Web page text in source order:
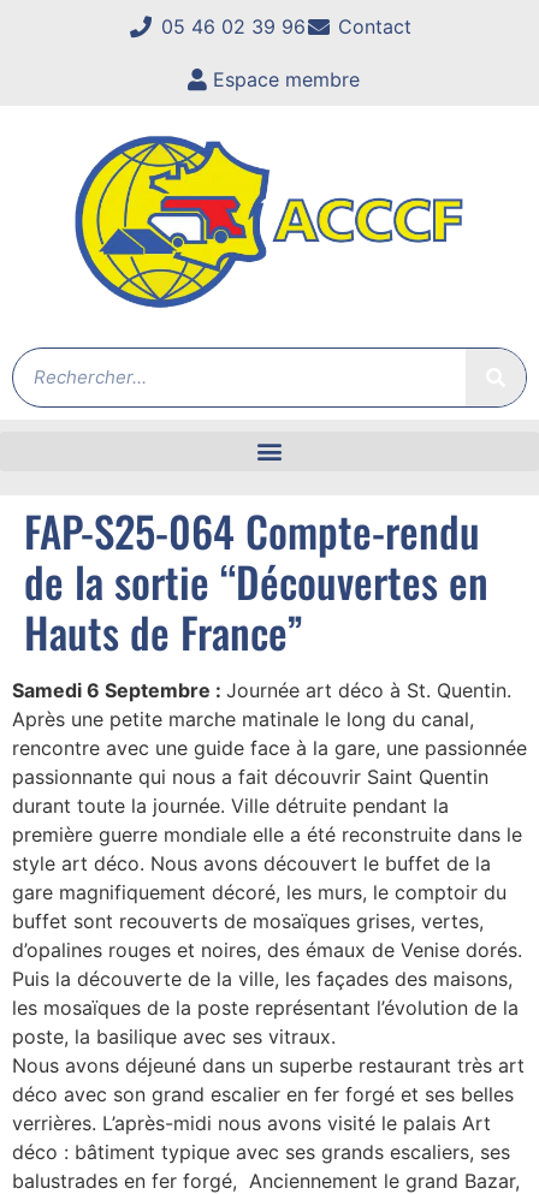
05 46 02 39 96 Contact
Espace membre
FAP-S25-064 Compte-rendu
de la sortie “Découvertes en
Hauts de France”
Samedi 6 Septembre : Journée art déco à St. Quentin.
Après une petite marche matinale le long du canal,
rencontre avec une guide face à la gare, une passionnée
passionnante qui nous a fait découvrir Saint Quentin
durant toute la journée. Ville détruite pendant la
première guerre mondiale elle a été reconstruite dans le
style art déco. Nous avons découvert le buffet de la
gare magnifiquement décoré, les murs, le comptoir du
buffet sont recouverts de mosaïques grises, vertes,
d’opalines rouges et noires, des émaux de Venise dorés.
Puis la découverte de la ville, les façades des maisons,
les mosaïques de la poste représentant l’évolution de la
poste, la basilique avec ses vitraux.
Nous avons déjeuné dans un superbe restaurant très art
déco avec son grand escalier en fer forgé et ses belles
verrières. L’après-midi nous avons visité le palais Art
déco : bâtiment typique avec ses grands escaliers, ses
balustrades en fer forgé, Anciennement le grand Bazar,